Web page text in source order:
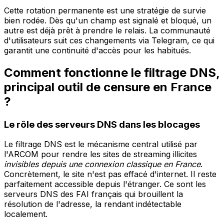
Cette rotation permanente est une stratégie de survie
bien rodée. Dès qu'un champ est signalé et bloqué, un
autre est déjà prêt à prendre le relais. La communauté
d'utilisateurs suit ces changements via Telegram, ce qui
garantit une continuité d'accès pour les habitués.
Comment fonctionne le filtrage DNS,
principal outil de censure en France
?
Le rôle des serveurs DNS dans les blocages
Le filtrage DNS est le mécanisme central utilisé par
l'ARCOM pour rendre les sites de streaming illicites
invisibles depuis une connexion classique en France.
Concrètement, le site n'est pas effacé d'internet. Il reste
parfaitement accessible depuis l'étranger. Ce sont les
serveurs DNS des FAI français qui brouillent la
résolution de l'adresse, la rendant indétectable
localement.